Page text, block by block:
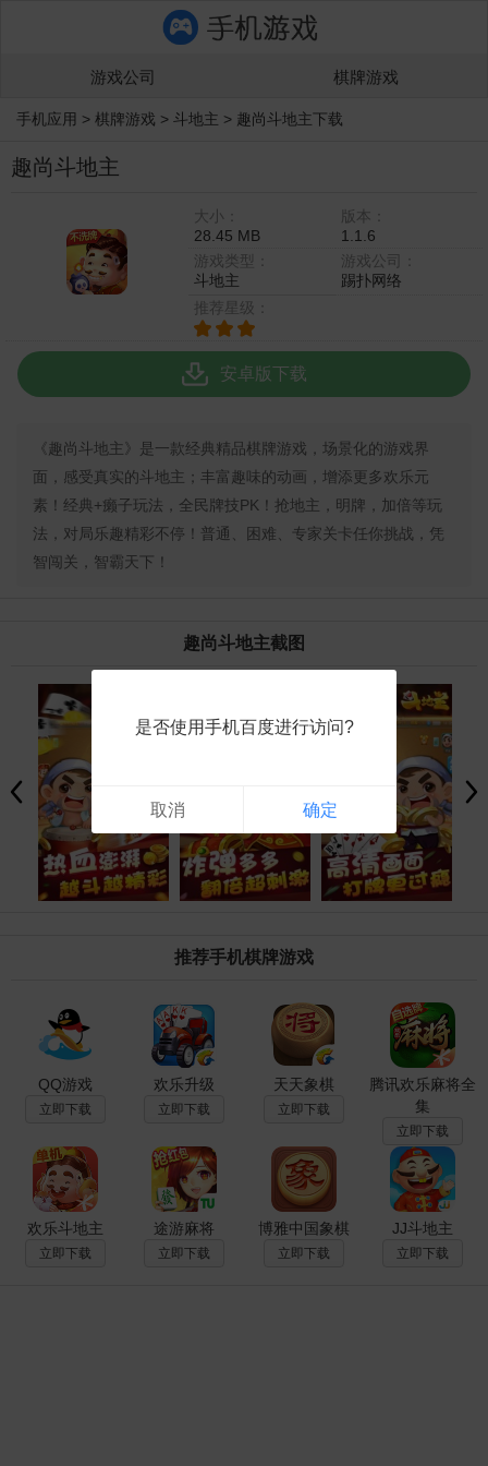
游戏公司 棋牌游戏
手机应用 > 棋牌游戏 > 斗地主 > 趣尚斗地主下载
趣尚斗地主
大小：
28.45 MB
版本：
1.1.6
游戏类型：
斗地主
游戏公司：
踢扑网络
推荐星级：
安卓版下载
《趣尚斗地主》是一款经典精品棋牌游戏，场景化的游戏界
面，感受真实的斗地主；丰富趣味的动画，增添更多欢乐元
素！经典+癞子玩法，全民牌技PK！抢地主，明牌，加倍等玩
法，对局乐趣精彩不停！普通、困难、专家关卡任你挑战，凭
智闯关，智霸天下！
趣尚斗地主截图
推荐手机棋牌游戏
QQ游戏
立即下载
欢乐升级
立即下载
天天象棋
立即下载
腾讯欢乐麻将全
集
立即下载
欢乐斗地主
立即下载
途游麻将
立即下载
博雅中国象棋
立即下载
JJ斗地主
立即下载
是否使用手机百度进行访问?
取消 确定